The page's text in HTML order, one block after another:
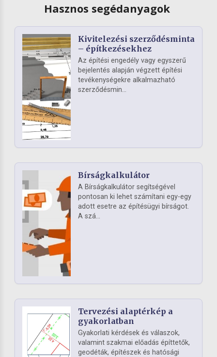
Hasznos segédanyagok
Kivitelezési szerződésminta
– építkezésekhez
Az építési engedély vagy egyszerű
bejelentés alapján végzett építési
tevékenységekre alkalmazható
szerződésmin...
Bírságkalkulátor
A Bírságkalkulátor segítségével
pontosan ki lehet számítani egy-egy
adott esetre az építésügyi bírságot.
A szá...
Tervezési alaptérkép a
gyakorlatban
Gyakorlati kérdések és válaszok,
valamint szakmai előadás építtetők,
geodéták, építészek és hatósági